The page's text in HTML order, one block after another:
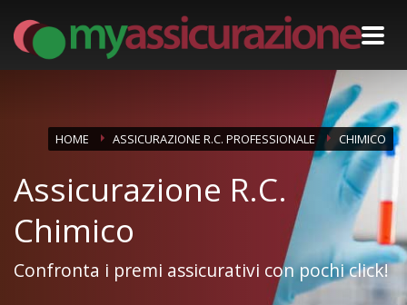
HOME ASSICURAZIONE R.C. PROFESSIONALE CHIMICO
Assicurazione R.C.
Chimico
Confronta i premi assicurativi con pochi click!